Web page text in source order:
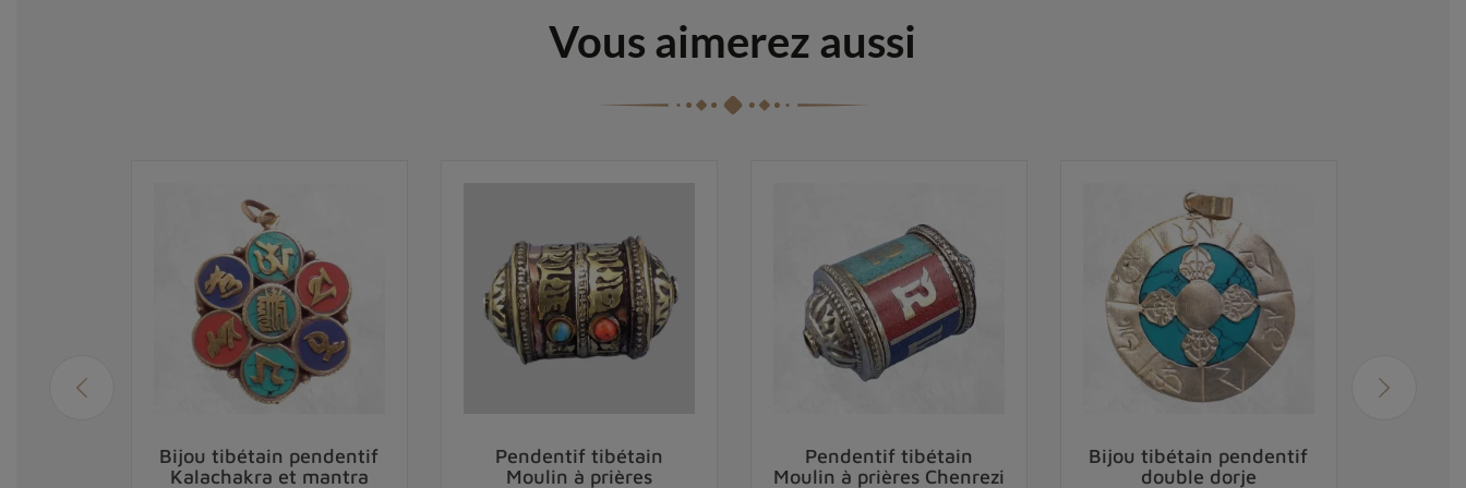
Vous aimerez aussi
Bijou tibétain pendentif
Kalachakra et mantra
Pendentif tibétain
Moulin à prières
Pendentif tibétain
Moulin à prières Chenrezi
Bijou tibétain pendentif
double dorje